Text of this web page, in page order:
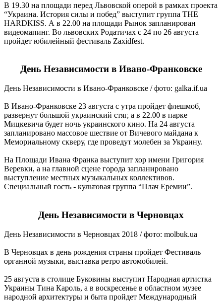
В 19.30 на площади перед Львовской оперой в рамках проекта
“Украина. История силы и побед” выступит группа THE
HARDKISS. А в 22.00 на площади Рынок запланирован
видеомапинг. Во львовских Родатичах с 24 по 26 августа
пройдет юбилейный фестиваль Zaxidfest.
День Независимости в Ивано-Франковске
День Независимости в Ивано-Франковске / фото: galka.if.ua
В Ивано-Франковске 23 августа с утра пройдет флешмоб,
развернут большой украинский стяг, а в 22.00 в парке
Мицкевича будет ночь украинского кино. На 24 августа
запланировано массовое шествие от Вичевого майдана к
Мемориальному скверу, где проведут молебен за Украину.
На Площади Ивана Франка выступит хор имени Григория
Веревки, а на главной сцене города запланировано
выступление местных музыкальных коллективов.
Специальный гость - культовая группа “Плач Еремии”.
День Независимости в Черновцах
День Независимости в Черновцах 2018 / фото: molbuk.ua
В Черновцах в день рождения страны пройдет Фестиваль
органной музыки, выставка ретро автомобилей.
25 августа в столице Буковины выступит Народная артистка
Украины Тина Кароль, а в воскресенье в областном музее
народной архитектуры и быта пройдет Международный